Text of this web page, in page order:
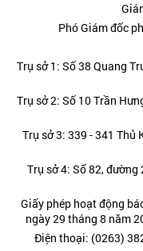
Phó Giám đốc
Trụ sở 1: Số 38 Quang
Trụ sở 2: Số 10 Trần
Trụ sở 3: 339 - 341 Thủ
Trụ sở 4: Số 82,
Giấy phép hoạt động
ngày 29 tháng 8 năm
Điện thoại: (0263)